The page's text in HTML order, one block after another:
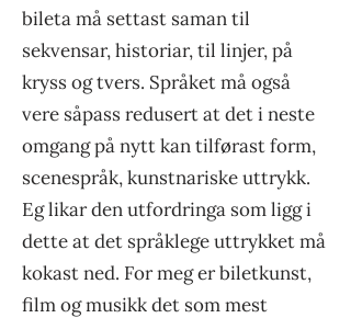
bileta må settast saman til
sekvensar, historiar, til linjer, på
kryss og tvers. Språket må også
vere såpass redusert at det i neste
omgang på nytt kan tilførast form,
scenespråk, kunstnariske uttrykk.
Eg likar den utfordringa som ligg i
dette at det språklege uttrykket må
kokast ned. For meg er biletkunst,
film og musikk det som mest